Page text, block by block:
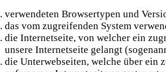
verwendeten Browsertypen und
das vom zugreifenden System
die Internetseite, von welcher ein
unsere Internetseite gelangt
die Unterwebseiten, welche über ein